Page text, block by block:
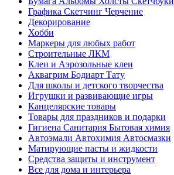
Графика Скетчинг Черчение
Декорирование
Хобби
Маркеры для любых работ
Строительные ЛКМ
Клеи и Аэрозольные клеи
Аквагрим Бодиарт Тату
Для школы и детского творчества
Игрушки и развивающие игры
Канцелярские товары
Товары для праздников и подарки
Гигиена Санитария Бытовая химия
Автоэмали Автохимия Автосмазки
Матирующие пасты и жидкости
Средства защиты и инструмент
Все для дома и интерьера